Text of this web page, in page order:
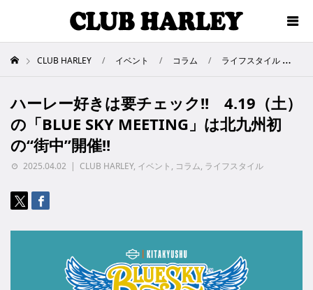
CLUB HARLEY イベント コラム ライフスタイル
ハーレー好きは要チェック!! 4.19（土）
の「BLUE SKY MEETING」は北九州初
の“街中”開催!!
2025.04.02 CLUB HARLEY, イベント , コラム, ライフスタイル